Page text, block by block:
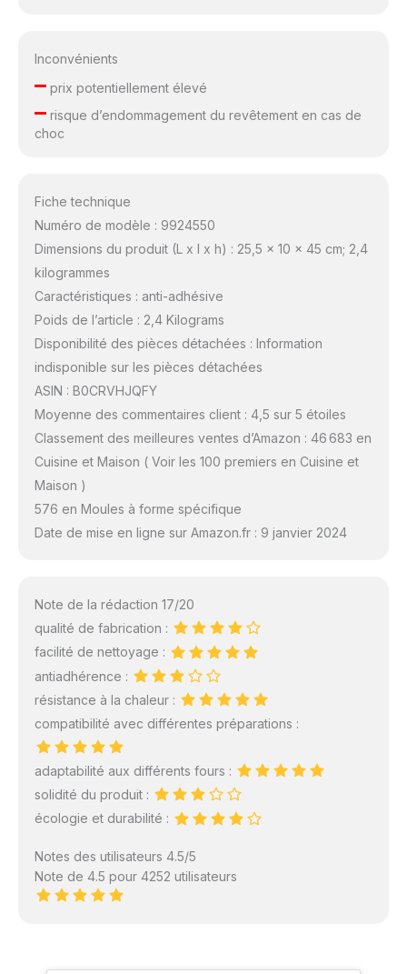
Inconvénients
–prix potentiellement élevé
–risque d’endommagement du revêtement en cas de
choc
Fiche technique
Numéro de modèle : 9924550
Dimensions du produit (L x l x h) : 25,5 x 10 x 45 cm; 2,4
kilogrammes
Caractéristiques : anti-adhésive
Poids de l’article : 2,4 Kilograms
Disponibilité des pièces détachées : Information
indisponible sur les pièces détachées
ASIN : B0CRVHJQFY
Moyenne des commentaires client : 4,5 sur 5 étoiles
Classement des meilleures ventes d’Amazon : 46 683 en
Cuisine et Maison ( Voir les 100 premiers en Cuisine et
Maison )
576 en Moules à forme spécifique
Date de mise en ligne sur Amazon.fr : 9 janvier 2024
Note de la rédaction 17/20
qualité de fabrication :
facilité de nettoyage :
antiadhérence :
résistance à la chaleur :
compatibilité avec différentes préparations :
adaptabilité aux différents fours :
solidité du produit :
écologie et durabilité :
Notes des utilisateurs 4.5/5
Note de 4.5 pour 4252 utilisateurs